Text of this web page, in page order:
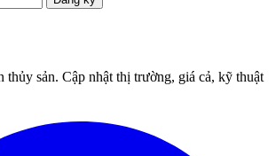
thủy sản. Cập nhật thị trường, giá cả, kỹ thuật